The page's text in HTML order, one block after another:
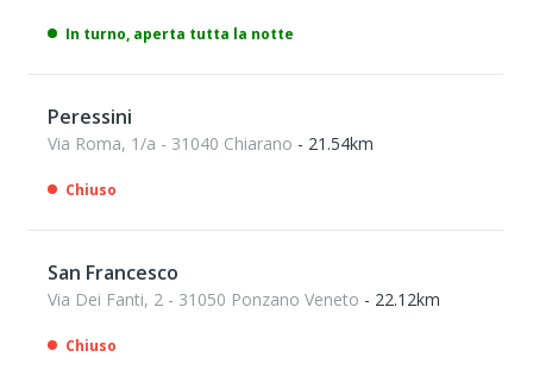
In turno, aperta tutta la notte
Peressini
Via Roma, 1/a - 31040 Chiarano - 21.54km
Chiuso
San Francesco
Via Dei Fanti, 2 - 31050 Ponzano Veneto - 22.12km
Chiuso